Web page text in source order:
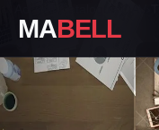
MABELL